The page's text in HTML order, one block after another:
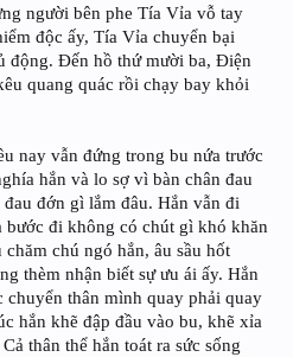
người bên phe Tía Vỉa vỗ tay
độc ấy, Tía Vỉa chuyển bại
động. Đến hồ thứ mười ba, Điện
quang quác rồi chạy bay khỏi
nay vẫn đứng trong bu nứa trước
hắn và lo sợ vì bàn chân đau
đớn gì lắm đâu. Hắn vẫn đi
bước đi không có chút gì khó khăn
chú ngó hắn, âu sầu hốt
thèm nhận biết sự ưu ái ấy. Hắn
thân mình quay phải quay
hắn khẽ đập đầu vào bu, khẽ xỉa
thân thể hắn toát ra sức sống